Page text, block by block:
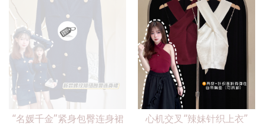
“名媛千金”紧身包臀连身裙
心机交叉“辣妹针织上衣”